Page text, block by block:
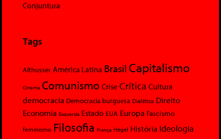
Conjuntura
Tags
Althusser América Latina Brasil Capitalismo
Cinema Comunismo Crise Crítica Cultura
democracia Democracia burguesa Dialética Direito
Economia Esquerda Estado EUA Europa Fascismo
feminismo Filosofia França Hegel História Ideologia